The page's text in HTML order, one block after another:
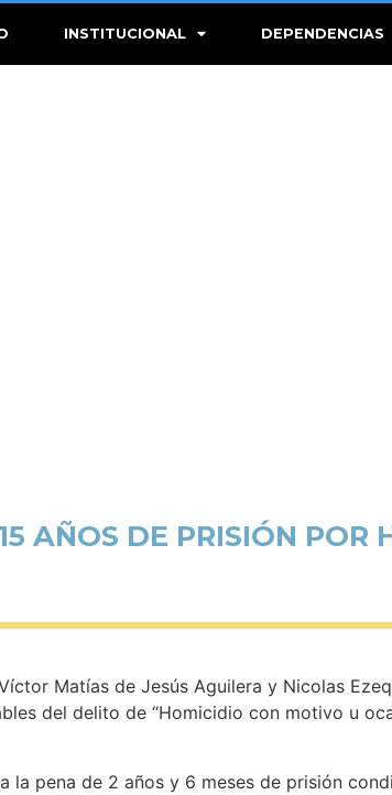
INSTITUCIONAL DEPENDENCIAS
AÑOS DE PRISIÓN
Matías de Jesús Aguilera y Nicolas
del delito de “Homicidio con motivo u
la pena de 2 años y 6 meses de prisión